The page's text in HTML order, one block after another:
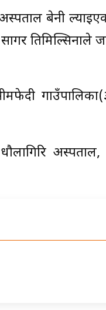
बेनी
सागर तिमिल्सिनाले